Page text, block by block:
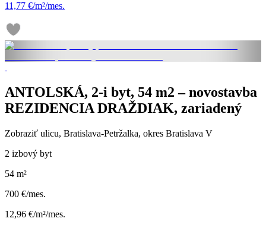
11,77 €/m²/mes.
ANTOLSKÁ, 2-i byt, 54 m2 – novostavba
REZIDENCIA DRAŽDIAK, zariadený
Zobraziť ulicu, Bratislava-Petržalka, okres Bratislava V
2 izbový byt
54 m²
700 €/mes.
12,96 €/m²/mes.